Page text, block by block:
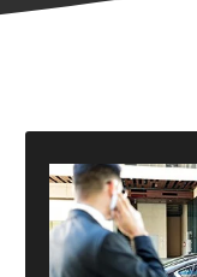
et discret, votre
garantit un
et